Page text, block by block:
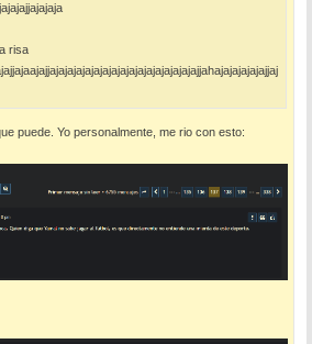
risa
puede. Yo personalmente, me rio con esto: